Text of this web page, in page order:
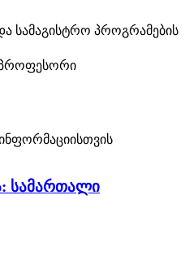
სამაგისტრო პროგრამების
სამართალი